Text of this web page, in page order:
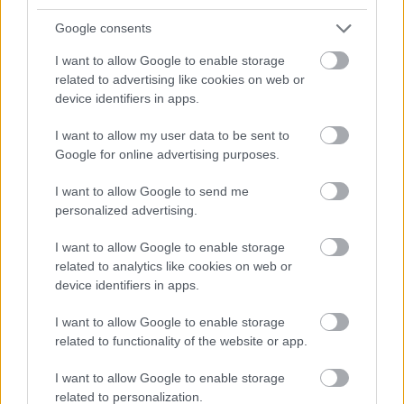
Google consents
I want to allow Google to enable storage
related to advertising like cookies on web or
device identifiers in apps.
I want to allow my user data to be sent to
Google for online advertising purposes.
I want to allow Google to send me
personalized advertising.
I want to allow Google to enable storage
related to analytics like cookies on web or
device identifiers in apps.
I want to allow Google to enable storage
related to functionality of the website or app.
I want to allow Google to enable storage
related to personalization.
lehetősége volt egy…
CONCRETE WINDS, BØLZER, WATAIN -
Negrában